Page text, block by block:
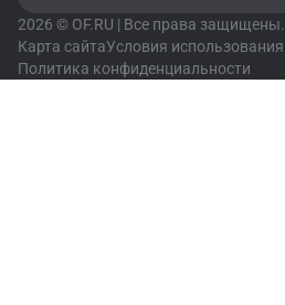
2026 © OF.RU | Все права защищены.
Карта сайтаУсловия использования
Политика конфиденциальности